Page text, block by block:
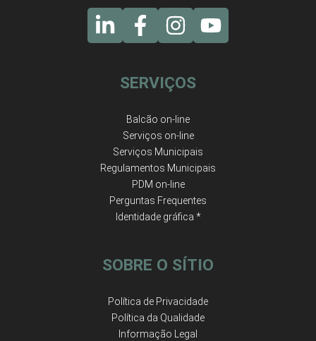
SERVIÇOS
Balcão on-line
Serviços on-line
Serviços Municipais
Regulamentos Municipais
PDM on-line
Perguntas Frequentes
Identidade gráfica *
SOBRE O SÍTIO
Política de Privacidade
Política da Qualidade
Informação Legal